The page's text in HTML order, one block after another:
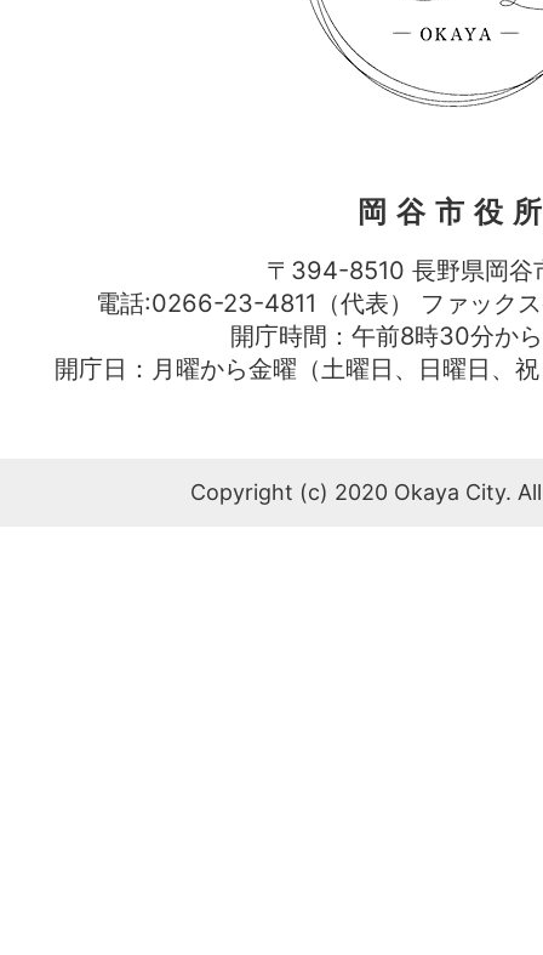
岡谷市役
〒394-8510 長野県岡谷
電話:0266-23-4811（代表） ファッ
開庁時間：午前8時30分か
開庁日：月曜から金曜（土曜日、日曜日、
Copyright (c) 2020 Okaya City.